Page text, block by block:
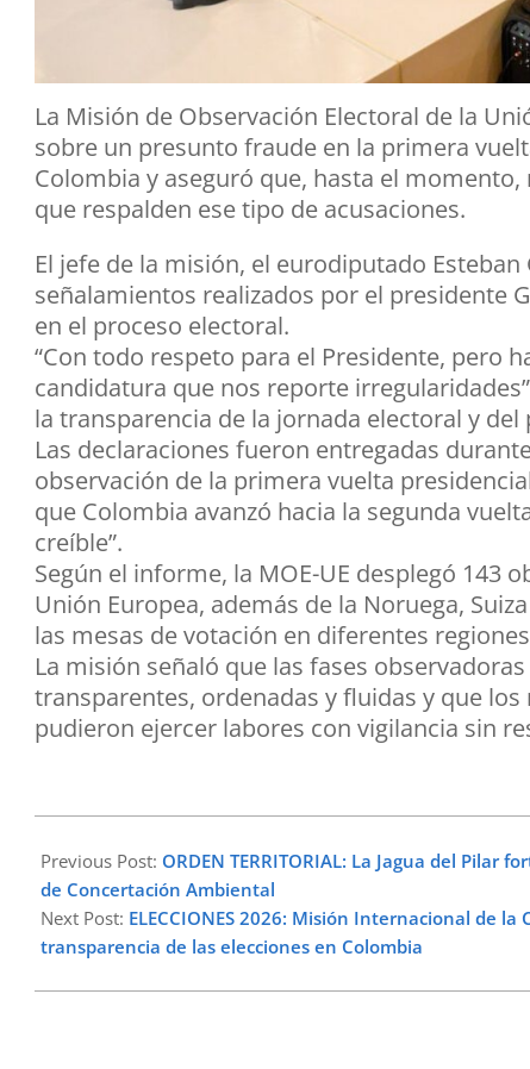
La Misión de Observación Electoral de la
sobre un presunto fraude en la primera
Colombia y aseguró que, hasta el
que respalden ese tipo de acusaciones.
El jefe de la misión, el eurodiputado
señalamientos realizados por el presidente
en el proceso electoral.
“Con todo respeto para el Presidente, pero
candidatura que nos reporte
la transparencia de la jornada electoral y
Las declaraciones fueron entregadas
observación de la primera vuelta
que Colombia avanzó hacia la segunda
creíble”.
Según el informe, la MOE-UE desplegó 143
Unión Europea, además de la Noruega,
las mesas de votación en diferentes
La misión señaló que las fases
transparentes, ordenadas y fluidas y que
pudieron ejercer labores con vigilancia sin
06-
03
Previous Post: ORDEN TERRITORIAL: La Jagua del
de Concertación Ambiental
Next Post: ELECCIONES 2026: Misión Internacional de
transparencia de las elecciones en Colombia